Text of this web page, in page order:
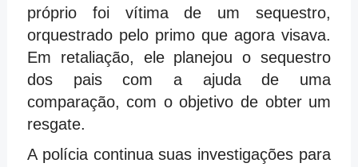
próprio foi vítima de um sequestro,
orquestrado pelo primo que agora visava.
Em retaliação, ele planejou o sequestro
dos pais com a ajuda de uma
comparação, com o objetivo de obter um
resgate.
A polícia continua suas investigações para